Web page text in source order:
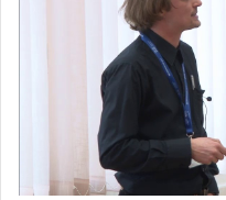
KORMÁNYZATI
FEJLESZTÉSI
ÜGYNÖKSÉG
Intézményi kezdőlap
Bejelentkezés